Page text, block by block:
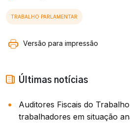
TRABALHO PARLAMENTAR
Versão para impressão
Últimas notícias
Auditores Fiscais do
trabalhadores em situação